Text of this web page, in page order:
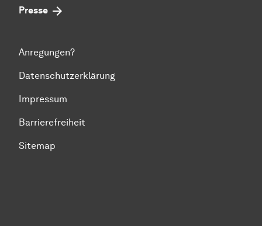
Presse
Anregungen?
Datenschutzerklärung
Impressum
Barrierefreiheit
Sitemap